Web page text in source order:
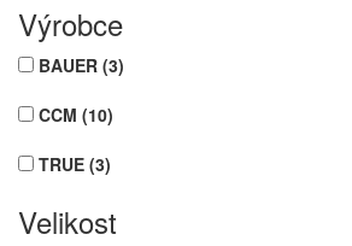
Výrobce
BAUER (3)
CCM (10)
TRUE (3)
Velikost